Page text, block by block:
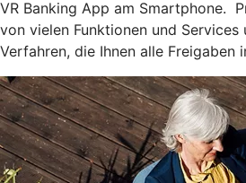
VR Banking App am Smartphone.
von vielen Funktionen und Services
Verfahren, die Ihnen alle Freigaben